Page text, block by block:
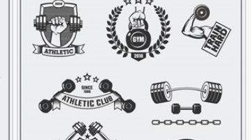
وکتور لوگوی عکاسی مشکی
90,000
20